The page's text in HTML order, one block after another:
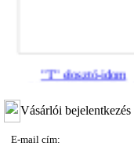
"T" elosztó-idom
3/8"x1/4"x3/8", Quick
360,-Ft
Vásárlói bejelentkezés
E-mail cím: